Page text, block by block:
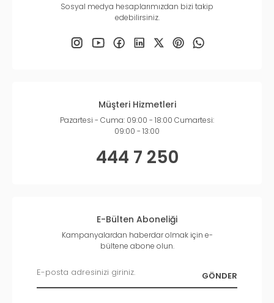
Sosyal medya hesaplarımızdan bizi takip
edebilirsiniz.
Müşteri Hizmetleri
Pazartesi - Cuma: 09:00 - 18:00 Cumartesi:
09:00 - 13:00
444 7 250
E-Bülten Aboneliği
Kampanyalardan haberdar olmak için e-
bültene abone olun.